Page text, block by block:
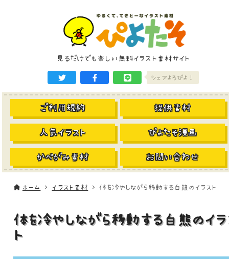
見るだけでも楽しい無料イラスト素材サイト
シェアよろぴよ！
ご利用規約 提供素材
人気イラスト ぴよたそ漫画
かべがみ素材 お問い合わせ
ホーム イラスト素材 体を冷やしながら移動する白熊のイラスト
体を冷やしながら移動する白熊のイラ
ト